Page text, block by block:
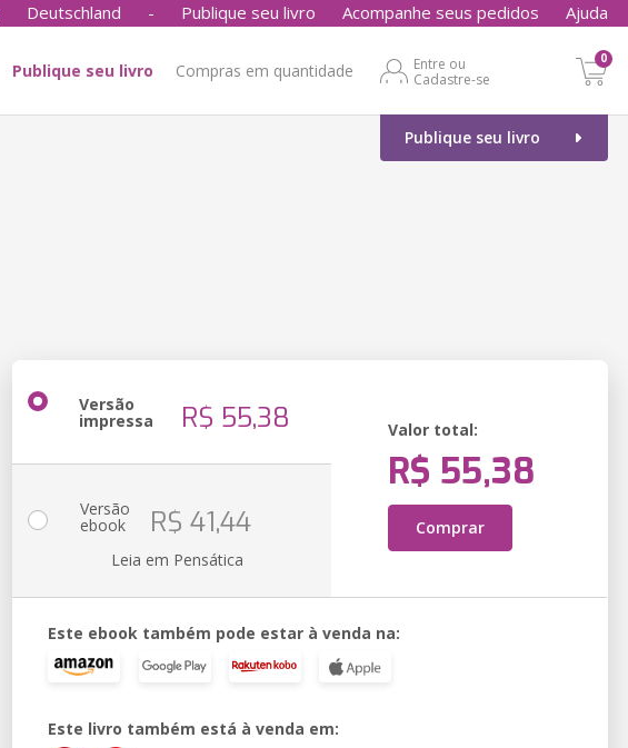
Deutschland - Publique seu livro Acompanhe seus pedidos Ajuda
Publique seu livro Compras em quantidade
Entre ou
Cadastre-se
0
Publique seu livro
Versão
impressa R$ 55,38 Valor total:
R$ 55,38
Comprar
Versão
ebook R$ 41,44
Leia em Pensática
Este ebook também pode estar à venda na:
Este livro também está à venda em: